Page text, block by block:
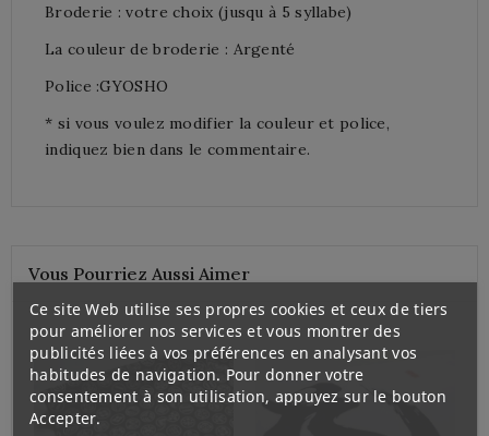
Broderie : votre choix (jusqu à 5 syllabe)
La couleur de broderie : Argenté
Police :GYOSHO
* si vous voulez modifier la couleur et police,
indiquez bien dans le commentaire.
Vous Pourriez Aussi Aimer
Ce site Web utilise ses propres cookies et ceux de tiers
pour améliorer nos services et vous montrer des
publicités liées à vos préférences en analysant vos
habitudes de navigation. Pour donner votre
consentement à son utilisation, appuyez sur le bouton
Accepter.